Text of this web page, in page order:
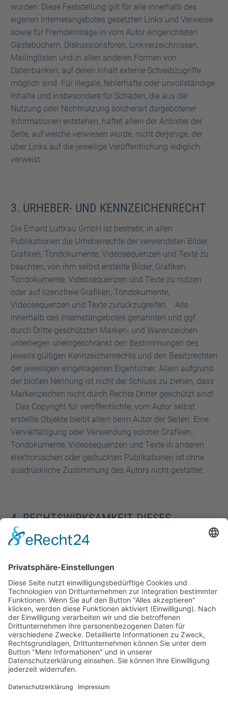
wurden. Diese Feststellung gilt für alle innerhalb des
eigenen Internetangebotes gesetzten Links und Verweise
sowie für Fremdeinträge in vom Autor eingerichteten
Gästebüchern, Diskussionsforen, Linkverzeichnissen,
Mailinglisten und in allen anderen Formen von
Datenbanken, auf deren Inhalt externe Schreibzugriffe
möglich sind. Für illegale, fehlerhafte oder unvollständige
Inhalte und insbesondere für Schäden, die aus der
Nutzung oder Nichtnutzung solcherart dargebotener
Informationen entstehen, haftet allein der Anbieter der
Seite, auf welche verwiesen wurde, nicht derjenige, der
über Links auf die jeweilige Veröffentlichung lediglich
verweist.
3. URHEBER- UND KENNZEICHENRECHT
Die Erhard Luttkau GmbH ist bestrebt, in allen
Publikationen die Urheberrechte der verwendeten Bilder,
Grafiken, Tondokumente, Videosequenzen und Texte zu
beachten, von ihm selbst erstellte Bilder, Grafiken,
Tondokumente, Videosequenzen und Texte zu nutzen
oder auf lizenzfreie Grafiken, Tondokumente,
Videosequenzen und Texte zurückzugreifen. Alle
innerhalb des Internetangebotes genannten und ggf.
durch Dritte geschützten Marken- und Warenzeichen
unterliegen uneingeschränkt den Bestimmungen des
jeweils gültigen Kennzeichenrechts und den Besitzrechten
der jeweiligen eingetragenen Eigentümer. Allein aufgrund
der bloßen Nennung ist nicht der Schluss zu ziehen, dass
Markenzeichen nicht durch Rechte Dritter geschützt sind!
Das Copyright für veröffentlichte, vom Autor selbst
erstellte Objekte bleibt allein beim Autor der Seiten. Eine
Vervielfältigung oder Verwendung solcher Grafiken,
Tondokumente, Videosequenzen und Texte in anderen
elektronischen oder gedruckten Publikationen ist ohne
ausdrückliche Zustimmung des Autors nicht gestattet.
4. RECHTSWIRKSAMKEIT DIESES
HAFTUNGSAUSSCHLUSSES
Internetangebotes zu betrachten, von dem aus auf diese
Seite verwiesen wurde. Sofern Teile oder einzelne
Formulierungen dieses Textes der geltenden Rechtslage
nicht, nicht mehr oder nicht vollständig entsprechen
sollten, bleiben die übrigen Teile des Dokumentes in ihrem
Inhalt und ihrer Gültigkeit davon unberührt.